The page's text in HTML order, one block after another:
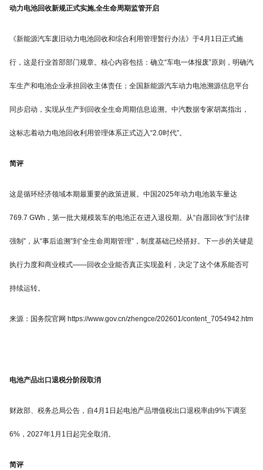
动力电池回收新规正式实施,全生命周期监管开启
《新能源汽车废旧动力电池回收和综合利用管理暂行办法》于4月1日正式施
行，这是行业首部部门规章。核心内容包括：确立“车电一体报废”原则，明确汽
车生产和电池企业承担回收主体责任；全国新能源汽车动力电池溯源信息平台
同步启动，实现从生产到回收全生命周期信息追溯。中汽数据专家胡嵩指出，
这标志着动力电池回收利用管理体系正式迈入“2.0时代”。
简评
这是循环经济领域本期最重要的政策进展。中国2025年动力电池装车量达
769.7 GWh，第一批大规模装车的电池正在进入退役期。从“自愿回收”到“法律
强制”，从“事后追溯”到“全生命周期管理”，制度基础已经搭好。下一步的关键是
执行力度和商业模式——回收企业能否真正实现盈利，决定了这个体系能否可
持续运转。
来源：国务院官网 https://www.gov.cn/zhengce/202601/content_7054942.htm
电池产品出口退税分阶段取消
财政部、税务总局公告，自4月1日起电池产品增值税出口退税率由9%下调至
6%，2027年1月1日起完全取消。
简评